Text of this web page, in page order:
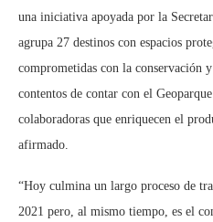
una iniciativa apoyada por la
agrupa 27 destinos con espacios
comprometidas con la conservación
contentos de contar con el
colaboradoras que enriquecen el
afirmado.
“Hoy culmina un largo proceso de
2021 pero, al mismo tiempo, es el